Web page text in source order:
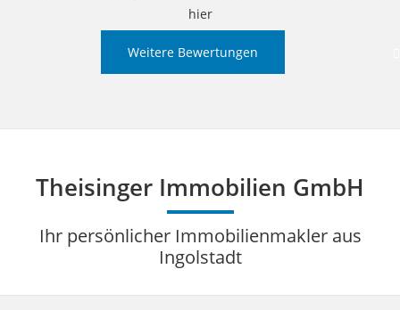
hier
Weitere Bewertungen
Theisinger Immobilien GmbH
Ihr persönlicher Immobilienmakler aus
Ingolstadt